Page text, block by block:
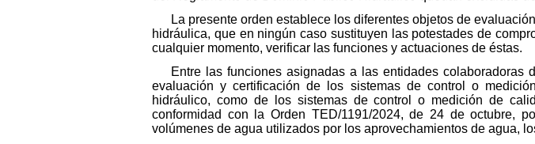
La presente orden establece los diferentes objetos de
hidráulica, que en ningún caso sustituyen las potestades de
cualquier momento, verificar las funciones y actuaciones de éstas.
Entre las funciones asignadas a las entidades
evaluación y certificación de los sistemas de control o
hidráulico, como de los sistemas de control o medición de
conformidad con la Orden TED/1191/2024, de 24 de octubre,
volúmenes de agua utilizados por los aprovechamientos de agua,